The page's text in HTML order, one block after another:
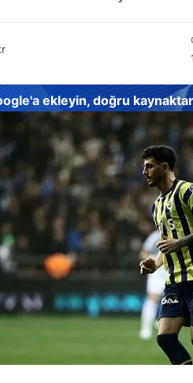
ekleyin, doğru